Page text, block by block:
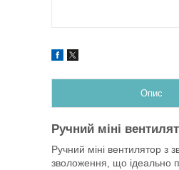
Опис
Ручний міні
Ручний міні вентилятор з
зволоження, що ідеально